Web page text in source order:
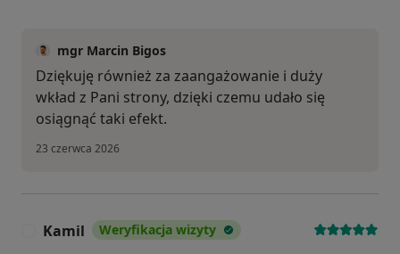
mgr Marcin Bigos
Dziękuję również za zaangażowanie i duży
wkład z Pani strony, dzięki czemu udało się
osiągnąć taki efekt.
23 czerwca 2026
Kamil Weryfikacja wizyty